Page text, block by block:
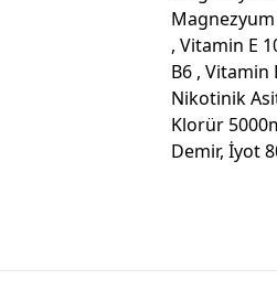
Magnezyum
, Vitamin E
B6 , Vitamin
Nikotinik
Klorür
Demir, İyot